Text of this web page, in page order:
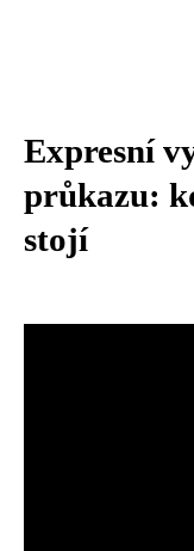
Expresní
průkazu:
stojí